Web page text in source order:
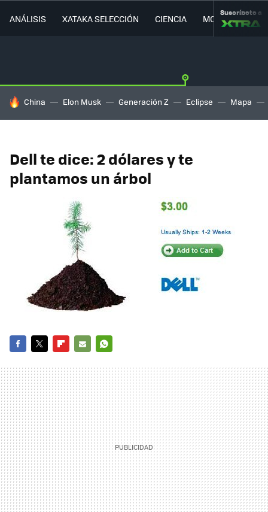
ANÁLISIS XATAKA SELECCIÓN CIENCIA MOVILIDAD
Suscríbete a
HOY SE HABLA DE
China Elon Musk Generación Z Eclipse Mapa
Dell te dice: 2 dólares y te
plantamos un árbol
MAIL